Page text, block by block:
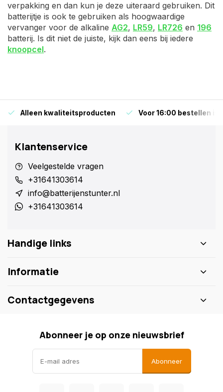
verpakking en dan kun je deze uiteraard gebruiken. Dit
batterijtje is ook te gebruiken als hoogwaardige
vervanger voor de alkaline AG2, LR59, LR726 en 196
batterij. Is dit niet de juiste, kijk dan eens bij iedere
knoopcel.
Alleen kwaliteitsproducten Voor 16:00 bestellen is
Klantenservice
Veelgestelde vragen
+31641303614
info@batterijenstunter.nl
+31641303614
Handige links
Informatie
Contactgegevens
Abonneer je op onze nieuwsbrief
Abonneer